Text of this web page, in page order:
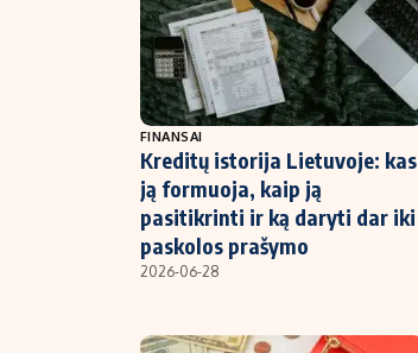
FINANSAI
Kreditų istorija Lietuvoje: kas
ją formuoja, kaip ją
pasitikrinti ir ką daryti dar iki
paskolos prašymo
2026-06-28